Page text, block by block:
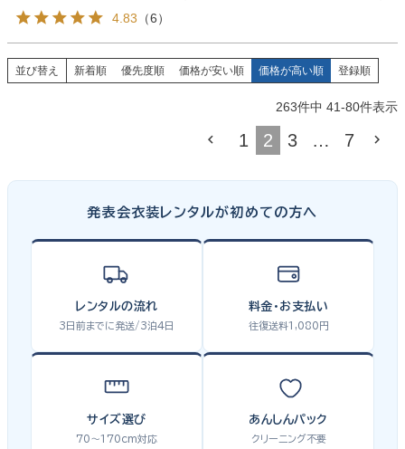
4.83 （6）
並び替え 新着順 優先度順 価格が安い順 価格が高い順 登録順
263件中 41-80件表示
1 2 3 … 7
発表会衣装レンタルが初めての方へ
レンタルの流れ
3日前までに発送/3泊4日
料金・お支払い
往復送料1,080円
サイズ選び
70〜170cm対応
あんしんパック
クリーニング不要